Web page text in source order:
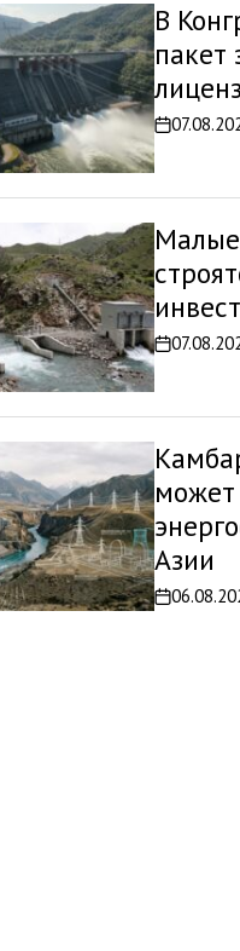
В
пакет
Дата
записи
Дата
записи
может
Азии
Дата